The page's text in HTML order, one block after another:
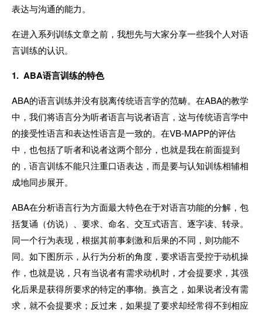
表达与沟通的能力。
在进入系列训练文章之前，我想先与大家分享一些我个人对语
言训练的认识。
1. ABA语言训练的特色
ABA的语言训练并没有脱离传统语言学的范畴。在ABA的教学
中，我们将语言分为听者语言与说者语言，这与传统语言学中
的接受性语言和表达性语言是一致的。在VB-MAPP的评估
中，也包括了听者和说者这两个部分，也就是我在前面提到
的，语言训练不能只注重口语表达，而是要与认知训练相辅相
成地同步展开。
ABA在分析语言行为方面最大特色在于对语言功能的分解，包
括复诵（仿说）、要求、命名、交互式语言、逐字读、转录。
同一个行为表现，根据其前事刺激和后果的不同，则功能不
同。如下图所示，从行为分析的角度，要求语言受控于动机操
作，也就是说，只有当说者有需求动机时，才会提要求，其强
化后果是获得所要求的特定的事物。换言之，如果说者没有需
求，就不会提要求；反过来，如果提了要求却经常得不到相应